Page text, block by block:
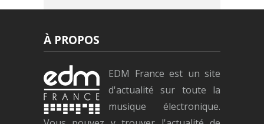
À PROPOS
EDM France est un site
d'actualité sur toute la
musique électronique.